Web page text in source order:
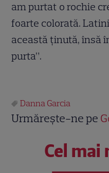
am purtat o rochie
foarte colorată.
această ţinută, însă
purta”.
Danna Garcia
Urmărește-ne pe
Cel mai